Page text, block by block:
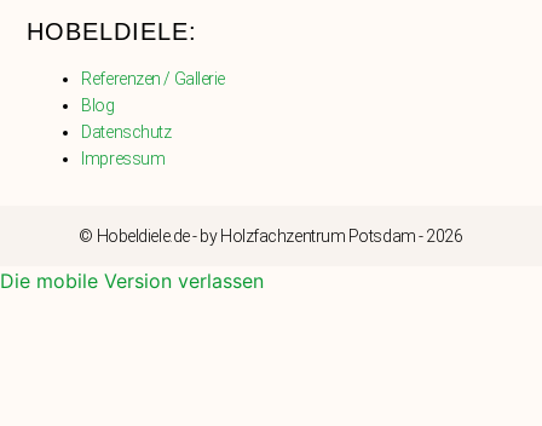
HOBELDIELE:
Referenzen / Gallerie
Blog
Datenschutz
Impressum
© Hobeldiele.de - by Holzfachzentrum Potsdam - 2026
Die mobile Version verlassen